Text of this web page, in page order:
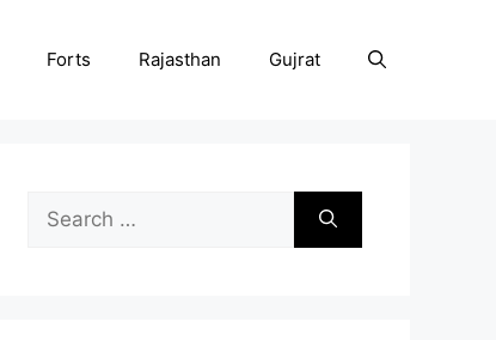
Forts Rajasthan Gujrat
Search
for: